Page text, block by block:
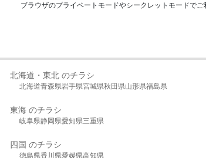
ブラウザのプライベートモードやシークレットモードで
北海道・東北 のチラシ
北海道青森県岩手県宮城県秋田県山形県福島県
東海 のチラシ
岐阜県静岡県愛知県三重県
四国 のチラシ
徳島県香川県愛媛県高知県